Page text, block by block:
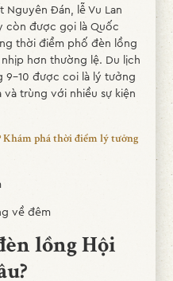
Nguyên Đán, lễ Vu Lan
còn được gọi là Quốc
thời điểm phố đèn lồng
hơn thường lệ. Du lịch
9-10 được coi là lý tưởng
trùng với nhiều sự kiện
Khám phá thời điểm lý tưởng
về đêm
lồng Hội